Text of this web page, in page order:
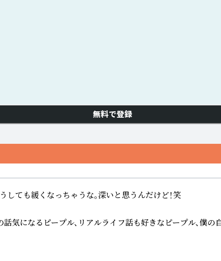
無料で登録
しても緩くなっちゃうな。深いと思うんだけど！笑
になるピープル、リアルライフ話も好きなピープル、僕の